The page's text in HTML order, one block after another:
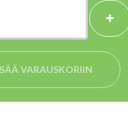
VARAUSKORIIN